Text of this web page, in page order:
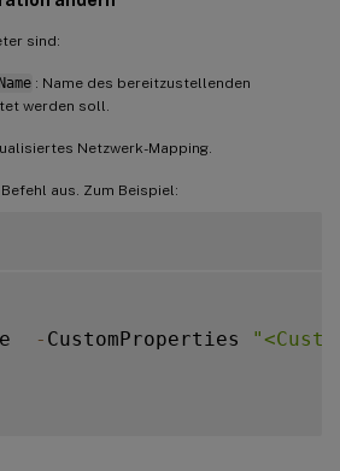
sind:
: Name des bereitzustellenden
werden soll.
Netzwerk-Mapping.
aus. Zum Beispiel:
- CustomProperties